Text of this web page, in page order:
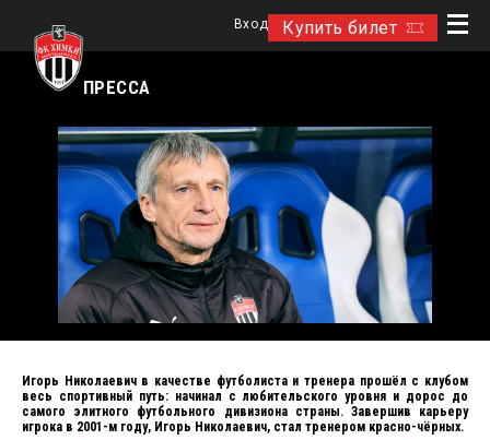
Купить билет
Вход
ПРЕССА
Игорь Николаевич в качестве футболиста и тренера прошёл с клубом
весь спортивный путь: начинал с любительского уровня и дорос до
самого элитного футбольного дивизиона страны. Завершив карьеру
игрока в 2001-м году, Игорь Николаевич, стал тренером красно-чёрных.